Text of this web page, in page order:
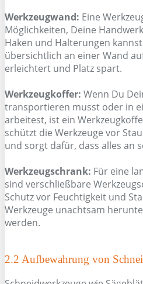
Werkzeugwand: Eine
Möglichkeiten, Deine
Haken und Halterungen
übersichtlich an einer Wand
erleichtert und Platz spart.
Werkzeugkoffer: Wenn Du
transportieren musst oder in
arbeitest, ist ein
schützt die Werkzeuge vor
und sorgt dafür, dass alles an
Werkzeugschrank: Für eine
sind verschließbare
Schutz vor Feuchtigkeit und
Werkzeuge unachtsam
werden.
2.2 Aufbewahrung von